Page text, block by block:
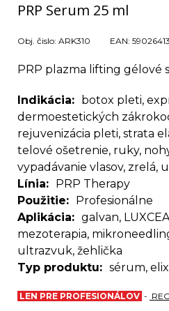
PRP Serum 25 ml
Obj. čislo: ARK310 EAN:
PRP plazma lifting gélové
Indikácia
botox pleti,
dermoestetických
rejuvenizácia pleti, strata
telové ošetrenie, ruky,
vypadávanie vlasov, zrelá,
Línia
PRP Therapy
Použitie
Profesionálne
Aplikácia
galvan,
mezoterapia,
ultrazvuk, žehlička
Typ produktu
sérum,
LEN PRE PROFESIONÁLOV -